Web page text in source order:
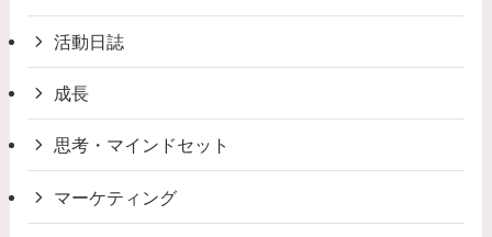
活動日誌
成長
思考・マインドセット
マーケティング